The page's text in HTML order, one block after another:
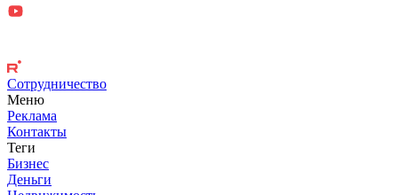
Сотрудничество
Меню
Реклама
Контакты
Теги
Бизнес
Деньги